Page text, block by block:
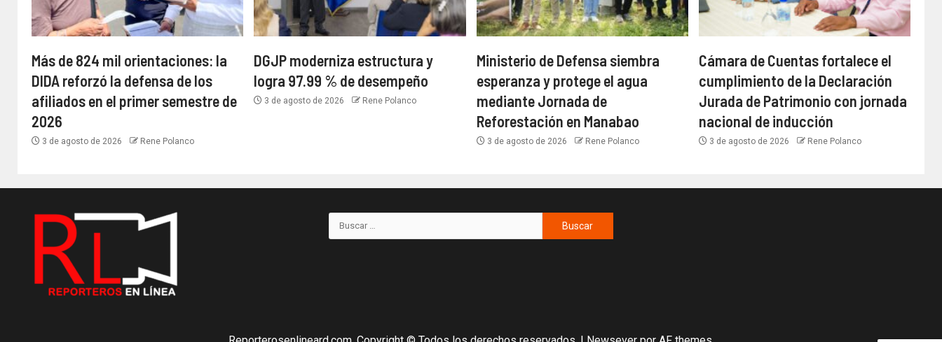
Más de 824 mil orientaciones: la
DIDA reforzó la defensa de los
afiliados en el primer semestre de
2026
3 de agosto de 2026 Rene Polanco
DGJP moderniza estructura y
logra 97.99 % de desempeño
3 de agosto de 2026 Rene Polanco
Ministerio de Defensa siembra
esperanza y protege el agua
mediante Jornada de
Reforestación en Manabao
3 de agosto de 2026 Rene Polanco
Cámara de Cuentas fortalece el
cumplimiento de la Declaración
Jurada de Patrimonio con jornada
nacional de inducción
3 de agosto de 2026 Rene Polanco